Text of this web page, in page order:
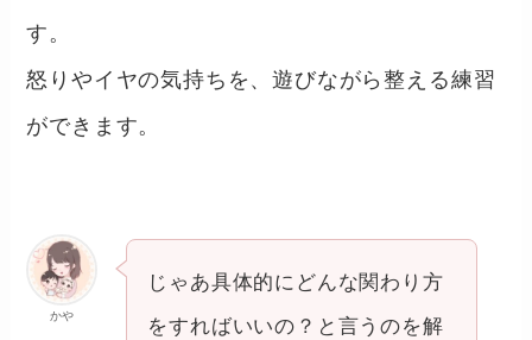
す。
怒りやイヤの気持ちを、遊びながら整える練習
ができます。
かや
じゃあ具体的にどんな関わり方
をすればいいの？と言うのを解